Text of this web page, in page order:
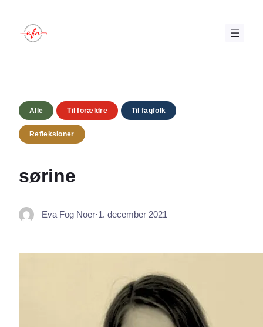
indhold
Alle Til forældre Til fagfolk
Refleksioner
sørine
Eva Fog Noer·1. december 2021